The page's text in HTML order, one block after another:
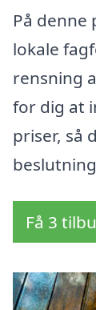
På
lokale
rensning
for dig at
priser, så
Få 3